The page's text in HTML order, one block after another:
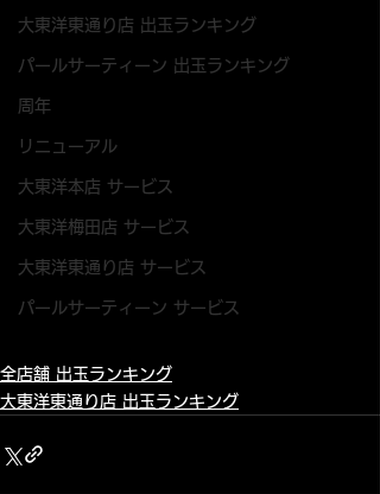
大東洋東通り店 出玉ランキング
パールサーティーン 出玉ランキング
周年
リニューアル
大東洋本店 サービス
大東洋梅田店 サービス
大東洋東通り店 サービス
パールサーティーン サービス
全店舗 出玉ランキング
大東洋東通り店 出玉ランキング